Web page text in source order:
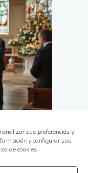
sus preferencias y
y configurar sus
de cookies.